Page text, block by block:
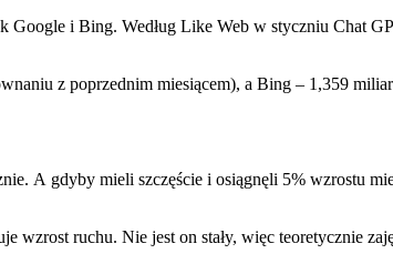
i Bing. Według Like Web w styczniu Chat
z poprzednim miesiącem), a Bing – 1,359
A gdyby mieli szczęście i osiągnęli 5% wzrostu
ruchu. Nie jest on stały, więc teoretycznie